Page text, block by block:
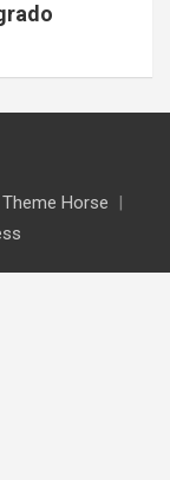
Theme Horse